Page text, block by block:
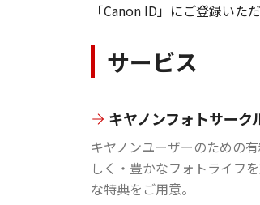
「Canon ID」にご登録いた
サービス
キヤノンフォトサーク
キヤノンユーザーのための
しく・豊かなフォトライフ
な特典をご用意。